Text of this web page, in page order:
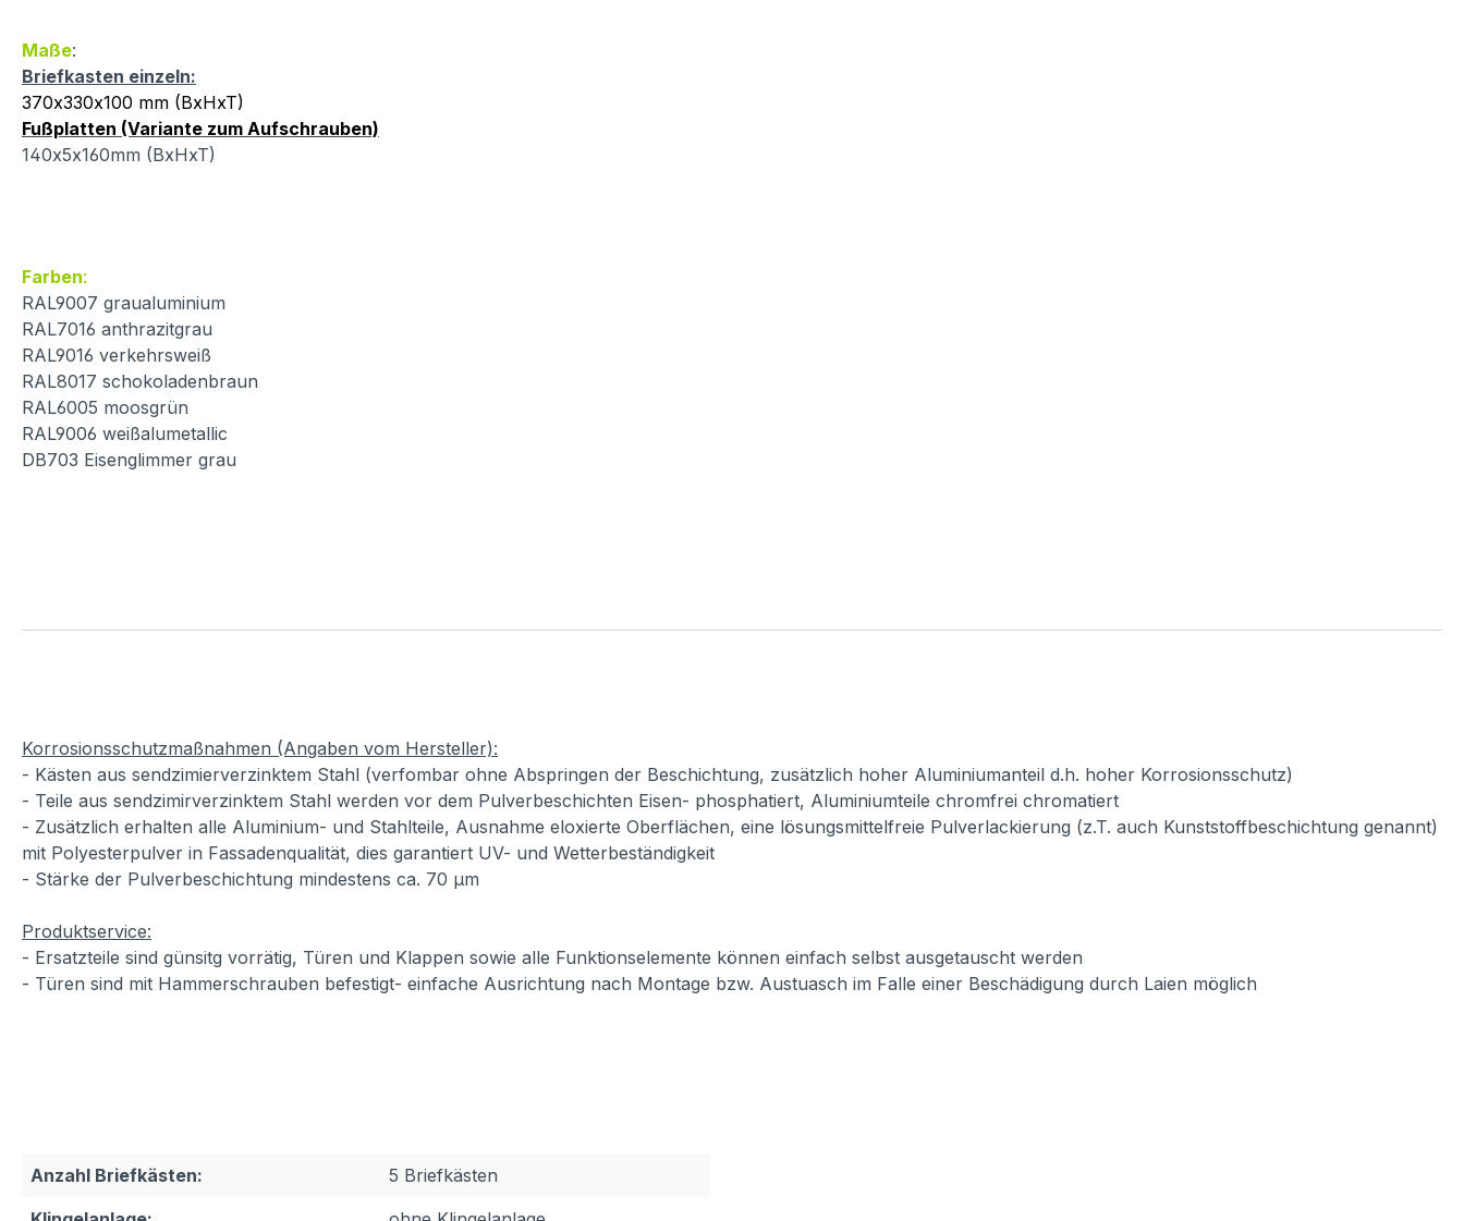
Maße:
Briefkasten einzeln:
370x330x100 mm (BxHxT)
Fußplatten (Variante zum Aufschrauben)
140x5x160mm (BxHxT)
Farben:
RAL9007 graualuminium
RAL7016 anthrazitgrau
RAL9016 verkehrsweiß
RAL8017 schokoladenbraun
RAL6005 moosgrün
RAL9006 weißalumetallic
DB703 Eisenglimmer grau
Korrosionsschutzmaßnahmen (Angaben vom Hersteller):
- Kästen aus sendzimierverzinktem Stahl (verfombar ohne Abspringen der Beschichtung, zusätzlich hoher Aluminiumanteil d.h. hoher Korrosionsschutz)
- Teile aus sendzimirverzinktem Stahl werden vor dem Pulverbeschichten Eisen- phosphatiert, Aluminiumteile chromfrei chromatiert
- Zusätzlich erhalten alle Aluminium- und Stahlteile, Ausnahme eloxierte Oberflächen, eine lösungsmittelfreie Pulverlackierung (z.T. auch Kunststoffbeschichtung genannt)
mit Polyesterpulver in Fassadenqualität, dies garantiert UV- und Wetterbeständigkeit
- Stärke der Pulverbeschichtung mindestens ca. 70 µm
Produktservice:
- Ersatzteile sind günsitg vorrätig, Türen und Klappen sowie alle Funktionselemente können einfach selbst ausgetauscht werden
- Türen sind mit Hammerschrauben befestigt- einfache Ausrichtung nach Montage bzw. Austuasch im Falle einer Beschädigung durch Laien möglich
Anzahl Briefkästen:
5 Briefkästen